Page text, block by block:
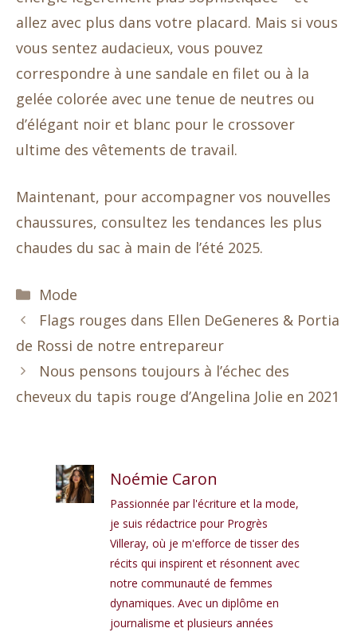
allez avec plus dans votre placard. Mais si vous
vous sentez audacieux, vous pouvez
correspondre à une sandale en filet ou à la
gelée colorée avec une tenue de neutres ou
d’élégant noir et blanc pour le crossover
ultime des vêtements de travail.
Maintenant, pour accompagner vos nouvelles
chaussures, consultez les tendances les plus
chaudes du sac à main de l’été 2025.
Catégories
Mode
Flags rouges dans Ellen DeGeneres & Portia
de Rossi de notre entrepareur
Nous pensons toujours à l’échec des
cheveux du tapis rouge d’Angelina Jolie en 2021
Noémie Caron
Passionnée par l'écriture et la mode,
je suis rédactrice pour Progrès
Villeray, où je m'efforce de tisser des
récits qui inspirent et résonnent avec
notre communauté de femmes
dynamiques. Avec un diplôme en
journalisme et plusieurs années